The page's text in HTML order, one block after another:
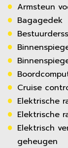
Armsteun
Bagagedek
Cruise
Elektrische
Elektrische
Elektrisch
geheugen